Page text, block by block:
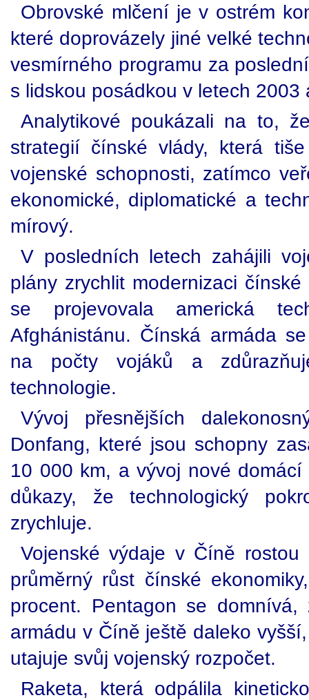
Obrovské mlčení je v ostrém
které doprovázely jiné velké
vesmírného programu za
s lidskou posádkou v letech 2003
Analytikové poukázali na to,
strategií čínské vlády, která
vojenské schopnosti, zatímco
ekonomické, diplomatické a
mírový.
V posledních letech zahájili
plány zrychlit modernizaci
se projevovala americká
Afghánistánu. Čínská armáda
na počty vojáků a
technologie.
Vývoj přesnějších
Donfang, které jsou schopny
10 000 km, a vývoj nové
důkazy, že technologický
zrychluje.
Vojenské výdaje v Číně
průměrný růst čínské
procent. Pentagon se
armádu v Číně ještě daleko
utajuje svůj vojenský rozpočet.
Raketa, která odpálila